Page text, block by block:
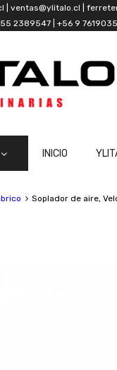
| ventas@ylitalo.cl |
2389547 | +56 9
INICIO
Soplador de aire,